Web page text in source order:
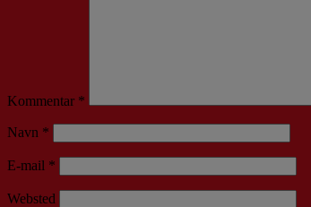
Kommentar *
Navn *
E-mail *
Websted